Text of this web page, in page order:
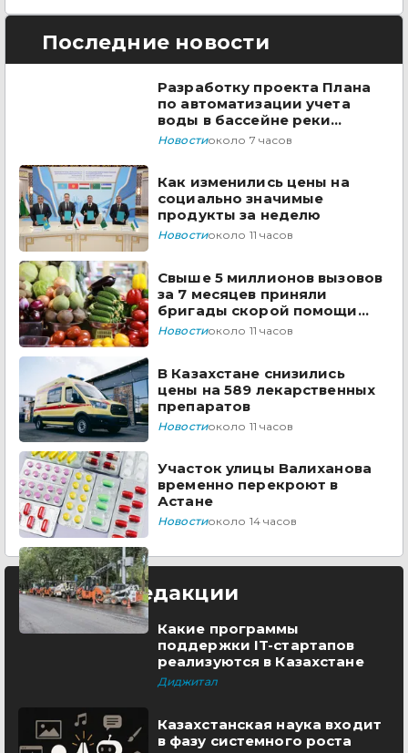
Последние новости
Разработку проекта Плана
по автоматизации учета
воды в бассейне реки
Сырдарья одобрили
Новостиоколо 7 часов
Как изменились цены на
социально значимые
продукты за неделю
Новостиоколо 11 часов
Свыше 5 миллионов вызовов
за 7 месяцев приняли
бригады скорой помощи
Казахстана
Новостиоколо 11 часов
В Казахстане снизились
цены на 589 лекарственных
препаратов
Новостиоколо 11 часов
Участок улицы Валиханова
временно перекроют в
Астане
Новостиоколо 14 часов
Выбор редакции
Какие программы
поддержки IT-стартапов
реализуются в Казахстане
Диджитал
Казахстанская наука входит
в фазу системного роста